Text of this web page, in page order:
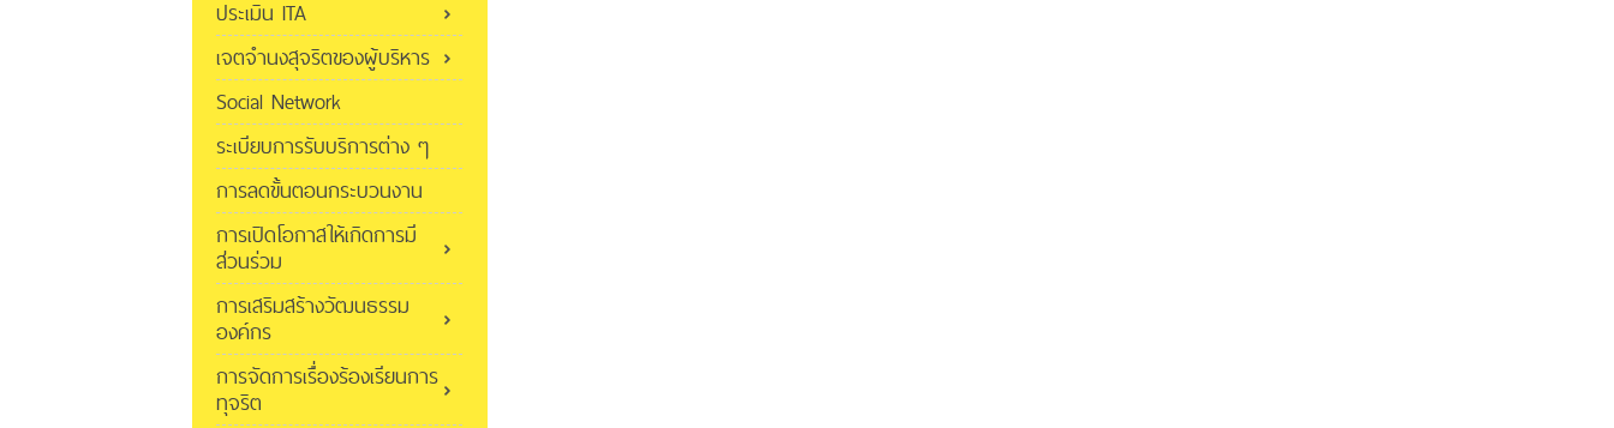
ประเมิน ITA
เจตจำนงสุจริตของผู้บริหาร
Social Network
ระเบียบการรับบริการต่าง ๆ
การลดขั้นตอนกระบวนงาน
การเปิดโอกาสให้เกิดการมี
ส่วนร่วม
การเสริมสร้างวัฒนธรรม
องค์กร
การจัดการเรื่องร้องเรียนการ
ทุจริต